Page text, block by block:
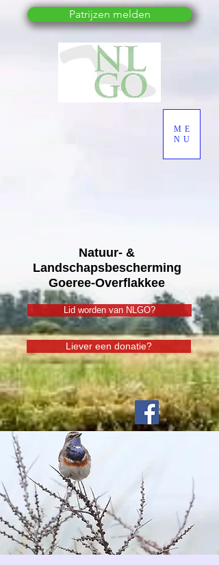
Natuur- &
Landschapsbescherming
Goeree-Overflakkee
ME
NU
Lid worden van NLGO?
Liever een donatie?
Patrijzen melden